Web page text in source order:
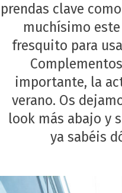
prendas clave
muchísimo
fresquito para
importante, la
verano. Os
look más abajo y
ya sabéis